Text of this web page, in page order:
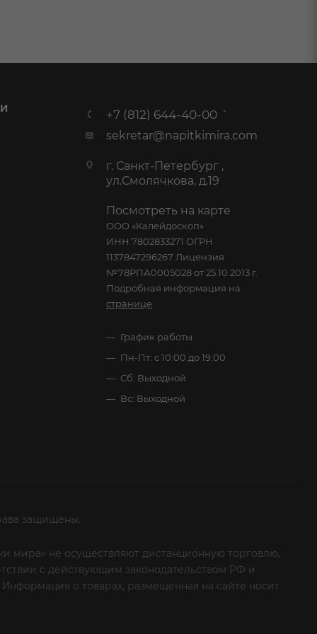
+7 (812) 644-40-00
sekretar@napitkimira.com
г. Санкт-Петербург ,
ул.Смолячкова, д.19
Посмотреть на карте
ООО «Калейдоскоп»
ИНН 7802833271 ОГРН
1137847296267 Лицензия
№78РПА0005028 от 25.10.2013 г.
Подробная информация на
странице
График работы
Пн-Пт: с 10:00 до 19:00
Сб: Выходной
Вс: Выходной
защищены.
мира» не осуществляют дистанционную торговлю,
с действующим законодательством РФ и
о товарах, размещенная на сайте носит